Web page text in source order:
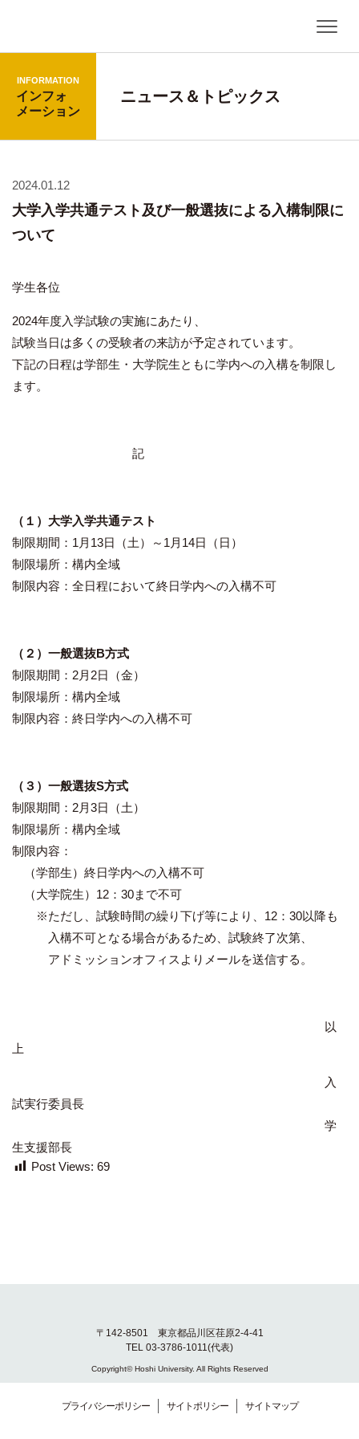
INFORMATION
インフォ
メーション
ニュース＆トピックス
2024.01.12
大学入学共通テスト及び一般選抜による入構制限に
ついて
学生各位
2024年度入学試験の実施にあたり、
試験当日は多くの受験者の来訪が予定されています。
下記の日程は学部生・大学院生ともに学内への入構を制限し
ます。
記
（１）大学入学共通テスト
制限期間：1月13日（土）～1月14日（日）
制限場所：構内全域
制限内容：全日程において終日学内への入構不可
（２）一般選抜B方式
制限期間：2月2日（金）
制限場所：構内全域
制限内容：終日学内への入構不可
（３）一般選抜S方式
制限期間：2月3日（土）
制限場所：構内全域
制限内容：
（学部生）終日学内への入構不可
（大学院生）12：30まで不可
※ただし、試験時間の繰り下げ等により、12：30以降も
入構不可となる場合があるため、試験終了次第、
アドミッションオフィスよりメールを送信する。
以
上
入
試実行委員長
学
生支援部長
Post Views: 69
〒142-8501 東京都品川区荏原2-4-41
TEL 03-3786-1011(代表)
Copyright© Hoshi University. All Rights Reserved
プライバシーポリシー サイトポリシー サイトマップ